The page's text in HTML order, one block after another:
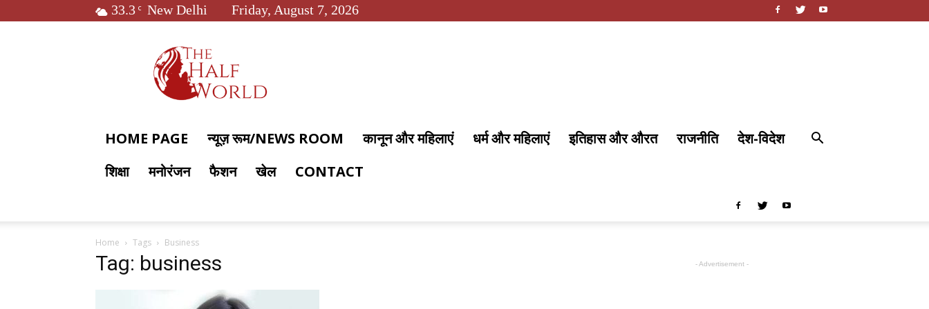
33.3 C New Delhi Friday, August 7, 2026
World
HOME PAGE न्यूज़ रूम/NEWS ROOM कानून और महिलाएं धर्म और महिलाएं इतिहास और औरत राजनीति
देश-विदेश
शिक्षा
मनोरंजन फैशन खेल CONTACT
Home Tags Business
Tag: business - Advertisement -